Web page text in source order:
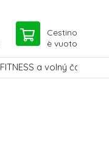
Cestino
è vuoto
FITNESS a volný čas